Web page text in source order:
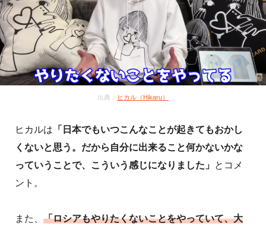
出典： ヒカル（Hikaru）
ヒカルは 「日本でもいつこんなことが起きてもおかし
くないと思う。だから自分に出来ること何かないかな
っていうことで、こういう感じになりました」 とコメ
ント。
また、 「ロシアもやりたくないことをやっていて、大